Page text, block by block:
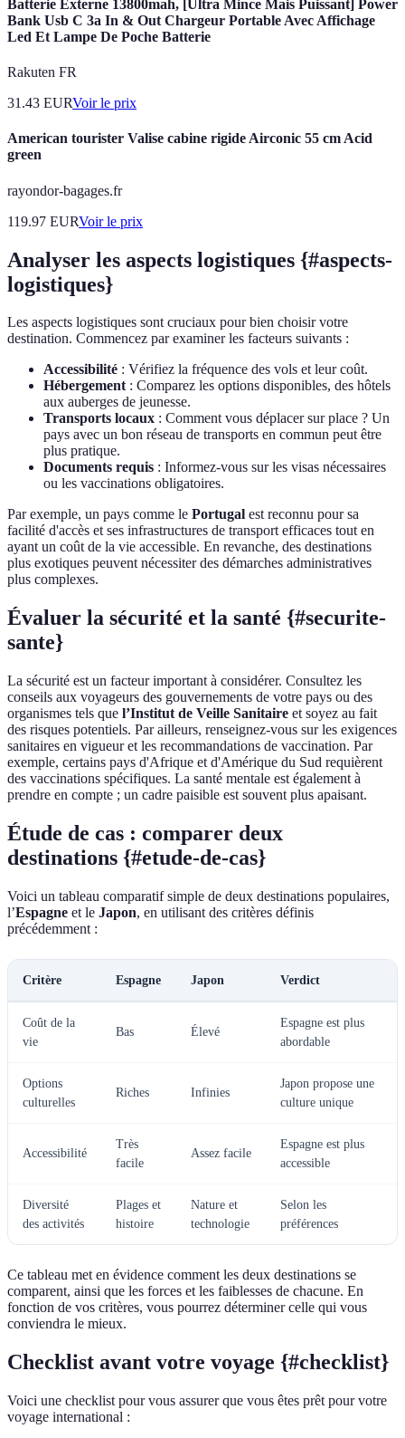
Batterie Externe 13800mah, [Ultra Mince Mais Puissant] Power
Bank Usb C 3a In & Out Chargeur Portable Avec Affichage
Led Et Lampe De Poche Batterie
Rakuten FR
31.43 EURVoir le prix
American tourister Valise cabine rigide Airconic 55 cm Acid
green
rayondor-bagages.fr
119.97 EURVoir le prix
Analyser les aspects logistiques {#aspects-
logistiques}
Les aspects logistiques sont cruciaux pour bien choisir votre
destination. Commencez par examiner les facteurs suivants :
Accessibilité : Vérifiez la fréquence des vols et leur coût.
Hébergement: Comparez les options disponibles, des hôtels
aux auberges de jeunesse.
Transports locaux : Comment vous déplacer sur place ? Un
pays avec un bon réseau de transports en commun peut être
plus pratique.
Documents requis : Informez-vous sur les visas nécessaires
ou les vaccinations obligatoires.
Par exemple, un pays comme le Portugal est reconnu pour sa
facilité d'accès et ses infrastructures de transport effi­caces tout en
ayant un coût de la vie accessible. En revanche, des destinations
plus exotiques peuvent nécessiter des démarches administratives
plus complexes.
Évaluer la sécurité et la santé {#securite-
sante}
La sécurité est un facteur important à considérer. Consultez les
conseils aux voyageurs des gouvernements de votre pays ou des
organismes tels que l’Institut de Veille Sanitaire et soyez au fait
des risques potentiels. Par ailleurs, renseignez-vous sur les exigences
sanitaires en vigueur et les recommandations de vaccination. Par
exemple, certains pays d'Afrique et d'Amérique du Sud requièrent
des vaccinations spécifiques. La santé mentale est également à
prendre en compte ; un cadre paisible est souvent plus apaisant.
Étude de cas : comparer deux
destinations {#etude-de-cas}
Voici un tableau comparatif simple de deux destinations populaires,
l’Espagne et le Japon, en utilisant des critères définis
précédemment :
Critère Espagne Japon Verdict
Coût de la
vie
Bas Élevé
Espagne est plus
abordable
Options
culturelles
Riches Infinies
Japon propose une
culture unique
Accessibilité
Très
facile
Assez facile
Espagne est plus
accessible
Diversité
des activités
Plages et
histoire
Nature et
technologie
Selon les
préférences
Ce tableau met en évidence comment les deux destinations se
comparent, ainsi que les forces et les faiblesses de chacune. En
fonction de vos critères, vous pourrez déterminer celle qui vous
conviendra le mieux.
Checklist avant votre voyage {#checklist}
Voici une checklist pour vous assurer que vous êtes prêt pour votre
voyage international :